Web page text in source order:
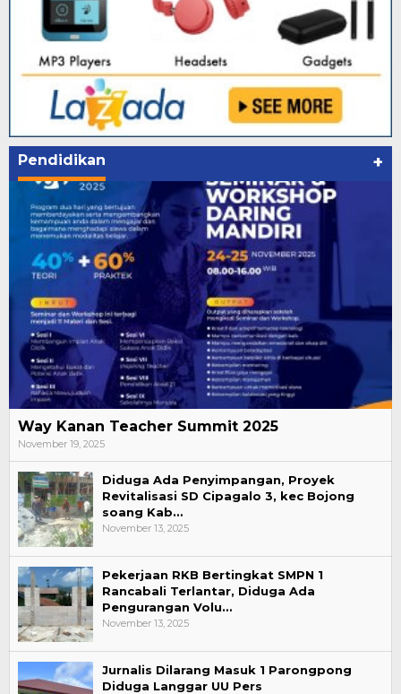
Pendidikan +
Way Kanan Teacher Summit 2025
November 19, 2025
Diduga Ada Penyimpangan, Proyek
Revitalisasi SD Cipagalo 3, kec Bojong
soang Kab…
November 13, 2025
Pekerjaan RKB Bertingkat SMPN 1
Rancabali Terlantar, Diduga Ada
Pengurangan Volu…
November 13, 2025
Jurnalis Dilarang Masuk 1 Parongpong
Diduga Langgar UU Pers